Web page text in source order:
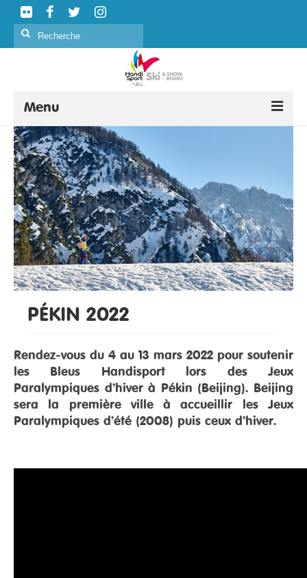
Rechercher
Menu
SKI ALPIN
SKI NORDIQUE
SNOWBOARD
CURLING
FORMATION
ÉVÉNEMENTS
CLASSIFICATION
PÉKIN 2022
Rendez-vous du 4 au 13 mars 2022 pour soutenir
les Bleus Handisport lors des Jeux
Paralympiques d’hiver à Pékin (Beijing). Beijing
sera la première ville à accueillir les Jeux
Paralympiques d’été (2008) puis ceux d’hiver.